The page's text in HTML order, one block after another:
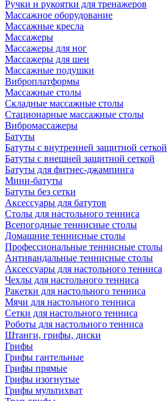
Ручки и рукоятки для тренажеров
Массажное оборудование
Массажные кресла
Массажеры
Массажеры для ног
Массажеры для шеи
Массажные подушки
Виброплатформы
Массажные столы
Складные массажные столы
Стационарные массажные столы
Вибромассажеры
Батуты
Батуты с внутренней защитной сеткой
Батуты с внешней защитной сеткой
Батуты для фитнес-джампинга
Мини-батуты
Батуты без сетки
Аксессуары для батутов
Столы для настольного тенниса
Всепогодные теннисные столы
Домашние теннисные столы
Профессиональные теннисные столы
Антивандальные теннисные столы
Аксессуары для настольного тенниса
Чехлы для настольного тенниса
Ракетки для настольного тенниса
Мячи для настольного тенниса
Сетки для настольного тенниса
Роботы для настольного тенниса
Штанги, грифы, диски
Грифы
Грифы гантельные
Грифы прямые
Грифы изогнутые
Грифы мультихват